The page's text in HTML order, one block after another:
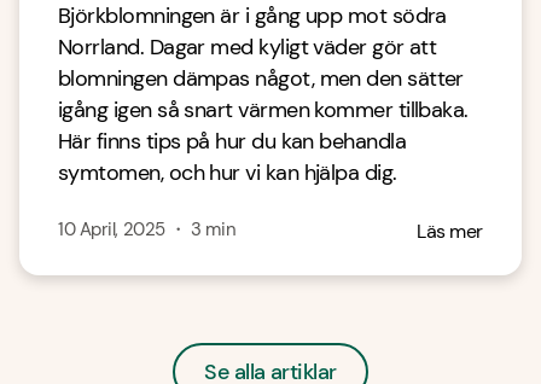
Björkblomningen är i gång upp mot södra
Norrland. Dagar med kyligt väder gör att
blomningen dämpas något, men den sätter
igång igen så snart värmen kommer tillbaka.
Här finns tips på hur du kan behandla
symtomen, och hur vi kan hjälpa dig.
10 April, 2025・ 3 min Läs mer
Se alla artiklar